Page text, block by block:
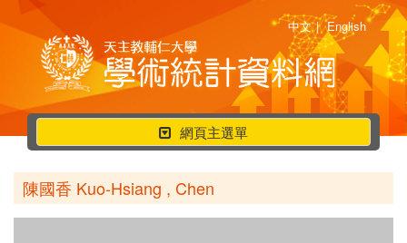
中文 | English
行
動
選
單
網頁主選單
陳國香 Kuo-Hsiang , Chen